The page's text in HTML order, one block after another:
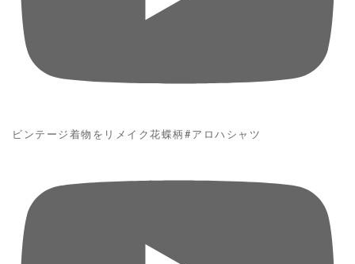
ビンテージ着物をリメイク花蝶柄#アロハシャツ